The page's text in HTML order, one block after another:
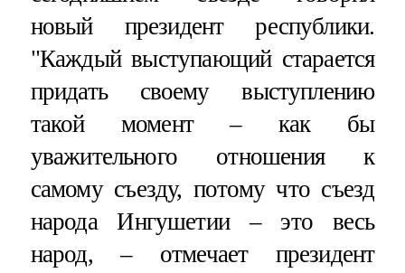
новый президент республики.
"Каждый выступающий старается
придать своему выступлению
такой момент – как бы
уважительного отношения к
самому съезду, потому что съезд
народа Ингушетии – это весь
народ, – отмечает президент